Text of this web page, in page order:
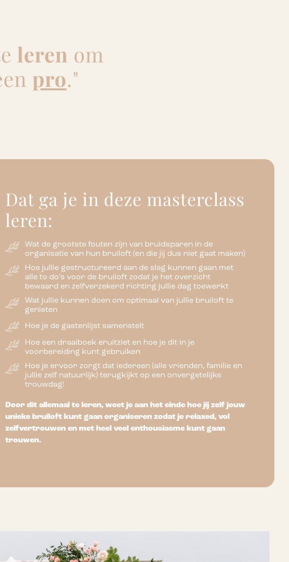
leren om
pro."
Dat ga je in deze masterclass
leren:
Wat de grootste fouten zijn van bruidsparen in de
organisatie van hun bruiloft (en die jij dus niet gaat maken)
Hoe jullie gestructureerd aan de slag kunnen gaan met
alle to do’s voor de bruiloft zodat je het overzicht
bewaard en zelfverzekerd richting jullie dag toewerkt
Wat jullie kunnen doen om optimaal van jullie bruiloft te
genieten
Hoe je de gastenlijst samenstelt
Hoe een draaiboek eruitziet en hoe je dit in je
voorbereiding kunt gebruiken
Hoe je ervoor zorgt dat iedereen (alle vrienden, familie en
jullie zelf natuurlijk) terugkijkt op een onvergetelijke
trouwdag!
Door dit allemaal te leren, weet je aan het einde hoe jij zelf jouw
unieke bruiloft kunt gaan organiseren zodat je relaxed, vol
zelfvertrouwen en met heel veel enthousiasme kunt gaan
trouwen.